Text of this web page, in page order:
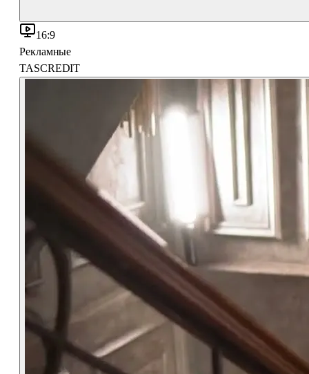
16:9
Рекламные
TASCREDIT